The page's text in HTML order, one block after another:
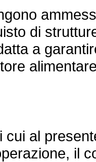
di
a
al
il